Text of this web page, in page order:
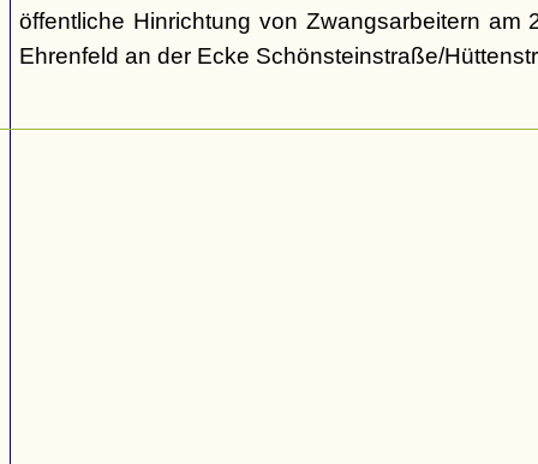
öffentliche Hinrichtung von Zwangsarbeitern am
Ehrenfeld an der Ecke Schönsteinstraße/